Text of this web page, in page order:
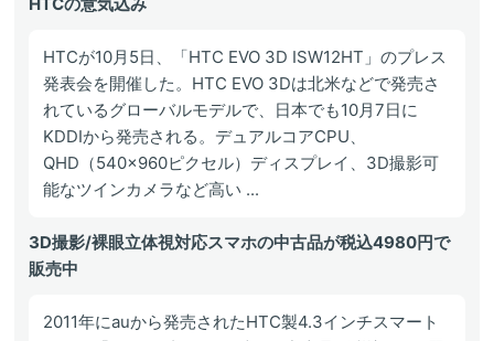
HTCが10月5日、「HTC EVO 3D ISW12HT」のプレス
発表会を開催した。HTC EVO 3Dは北米などで発売さ
れているグローバルモデルで、日本でも10月7日に
KDDIから発売される。デュアルコアCPU、
QHD（540×960ピクセル）ディスプレイ、3D撮影可
能なツインカメラなど高い ...
3D撮影/裸眼立体視対応スマホの中古品が税込4980円で
販売中
2011年にauから発売されたHTC製4.3インチスマート